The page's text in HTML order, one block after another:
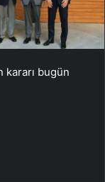
kararı bugün